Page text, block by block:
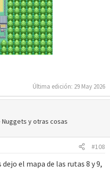
Última edición: 29 May 2026
y otras cosas
#108
dejo el mapa de las rutas 8 y 9,